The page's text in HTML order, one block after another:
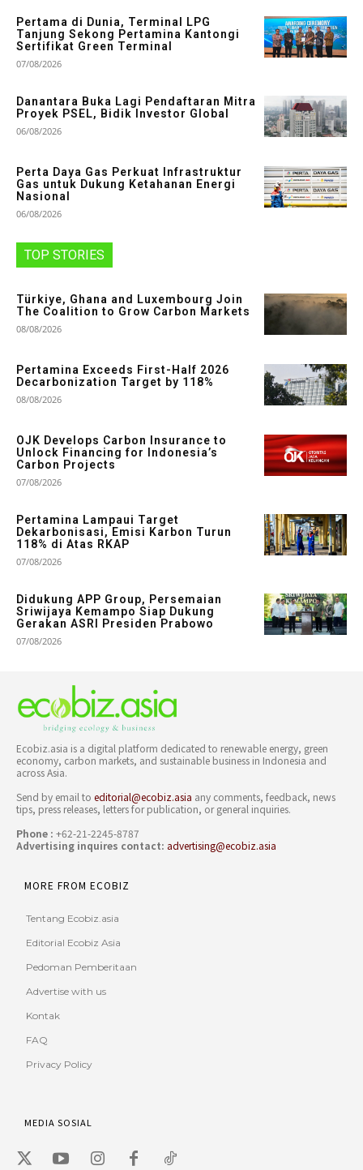
Pertama di Dunia, Terminal LPG
Tanjung Sekong Pertamina Kantongi
Sertifikat Green Terminal
07/08/2026
Danantara Buka Lagi Pendaftaran Mitra
Proyek PSEL, Bidik Investor Global
06/08/2026
Perta Daya Gas Perkuat Infrastruktur
Gas untuk Dukung Ketahanan Energi
Nasional
06/08/2026
TOP STORIES
Türkiye, Ghana and Luxembourg Join
The Coalition to Grow Carbon Markets
08/08/2026
Pertamina Exceeds First-Half 2026
Decarbonization Target by 118%
08/08/2026
OJK Develops Carbon Insurance to
Unlock Financing for Indonesia’s
Carbon Projects
07/08/2026
Pertamina Lampaui Target
Dekarbonisasi, Emisi Karbon Turun
118% di Atas RKAP
07/08/2026
Didukung APP Group, Persemaian
Sriwijaya Kemampo Siap Dukung
Gerakan ASRI Presiden Prabowo
07/08/2026
Ecobiz.asia is a digital platform dedicated to renewable energy, green
economy, carbon markets, and sustainable business in Indonesia and
across Asia.
Send by email to editorial@ecobiz.asia any comments, feedback, news
tips, press releases, letters for publication, or general inquiries.
Phone : +62-21-2245-8787
Advertising inquires contact: advertising@ecobiz.asia
MORE FROM ECOBIZ
Tentang Ecobiz.asia
Editorial Ecobiz Asia
Pedoman Pemberitaan
Advertise with us
Kontak
FAQ
Privacy Policy
MEDIA SOSIAL